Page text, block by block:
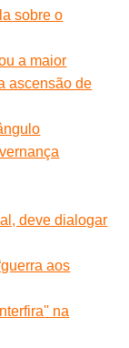
sobre o
a maior
ascensão de
deve dialogar
aos
na